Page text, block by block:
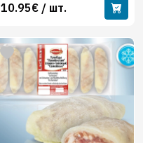
10.95€ / шт.